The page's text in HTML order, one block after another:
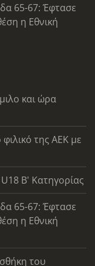
65-67: Έφτασε
η Εθνική
και ώρα
της ΑΕΚ με
Β' Κατηγορίας
65-67: Έφτασε
η Εθνική
του